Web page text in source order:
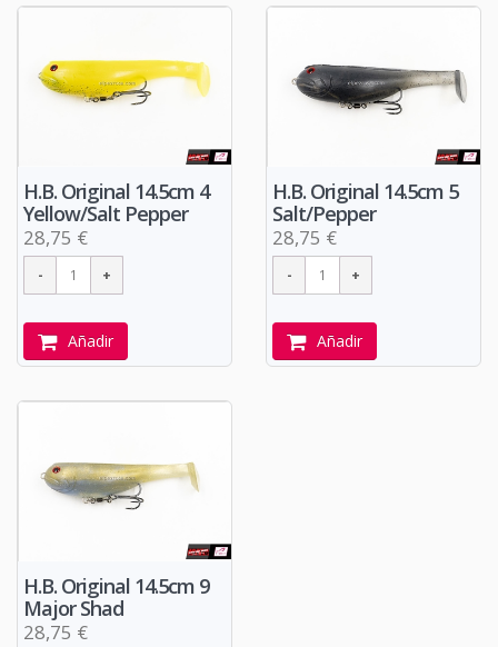
H.B. Original 14.5cm 4
Yellow/Salt Pepper
28,75 €
Añadir
H.B. Original 14.5cm 5
Salt/Pepper
28,75 €
Añadir
H.B. Original 14.5cm 9
Major Shad
28,75 €